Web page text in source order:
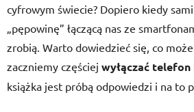
cyfrowym świecie? Dopiero kiedy
„pępowinę” łączącą nas ze
zrobią. Warto dowiedzieć się, co
zaczniemy częściej wyłączać telefon
książka jest próbą odpowiedzi i na to